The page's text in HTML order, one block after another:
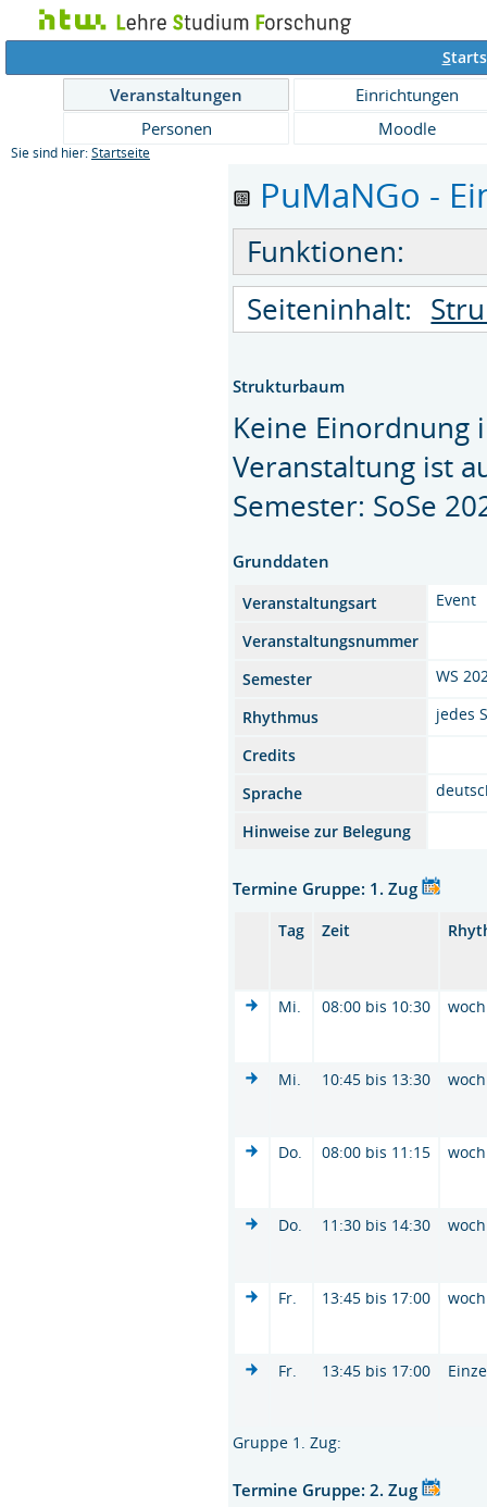
S
Veranstaltungen
Einrichtungen
Personen
Moodle
Sie sind hier: Startseite
PuMaNGo -
Funktionen:
Seiteninhalt:
Strukturbaum
Keine Einordnung
Veranstaltung ist
Semester: SoSe
Grunddaten
Veranstaltungsart
Event
Veranstaltungsnummer
Semester
WS
Rhythmus
jedes
Credits
Sprache
Hinweise zur Belegung
Termine Gruppe: 1. Zug
Tag Zeit
Mi. 08:00 bis 10:30 woch
Mi. 10:45 bis 13:30 woch
Do. 08:00 bis 11:15 woch
Do. 11:30 bis 14:30 woch
Fr. 13:45 bis 17:00 woch
Fr. 13:45 bis 17:00
Gruppe 1. Zug:
Termine Gruppe: 2. Zug